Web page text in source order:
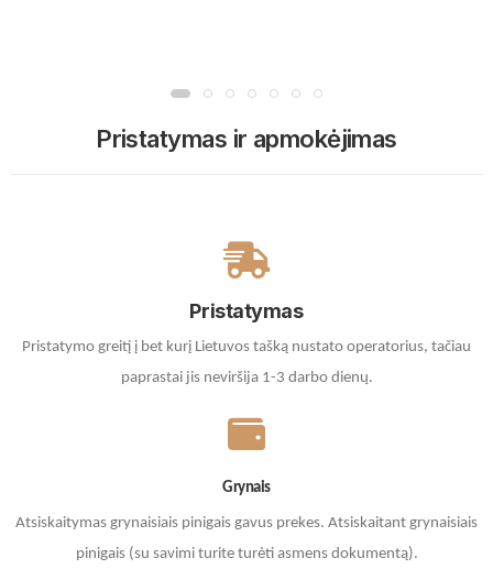
Pristatymas ir apmokėjimas
Pristatymas
Pristatymo greitį į bet kurį Lietuvos tašką nustato operatorius, tačiau
paprastai jis neviršija 1-3 darbo dienų.
Grynais
Atsiskaitymas grynaisiais pinigais gavus prekes. Atsiskaitant grynaisiais
pinigais (su savimi turite turėti asmens dokumentą).